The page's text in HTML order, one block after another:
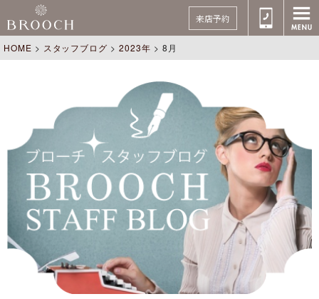
来店予約
HOME > スタッフブログ >2023年 > 8月